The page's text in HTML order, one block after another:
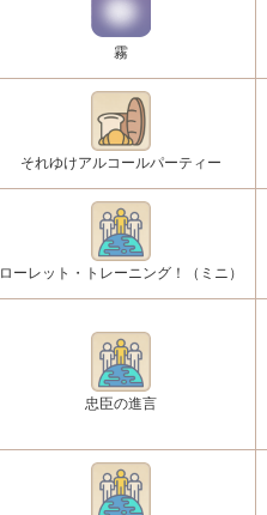
霧
それゆけアルコールパーティー
ローレット・トレーニング！（ミニ）
忠臣の進言